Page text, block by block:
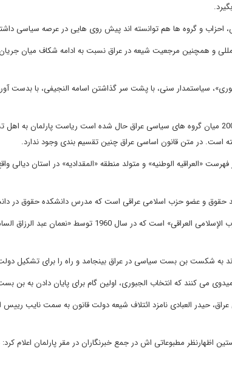
احزاب و گروه ها هم توانسته اند پیش روی هایی در عرصه سیاسی
و همچنین مرجعیت شیعه در عراق نسبت به ادامه شکاف میان
بر اساس توافقی که از سال 2003 میان گروه های سیاسی عراق حال شده است
است. در متن قانون اساسی عراق چنین تقسیم بندی وجود ندارد.
حقوق و عضو حزب اسلامی عراقی است که مدرس دانشکده حقوق در
الجبوری از اعضای حزب« الحزب الإسلامی العراقی»
به شکست بن بست سیاسی در عراق بینجامد و راه را برای تشکیل
می کنند که انتخاب الجبوری، اولین گام برای پایان دادن به
حیدر العبادی نامزد ائتلاف شیعه دولت قانون به سمت نایب
اظهارنظر مطبوعاتی اش در جمع خبرنگاران در مقر پارلمان اعلام